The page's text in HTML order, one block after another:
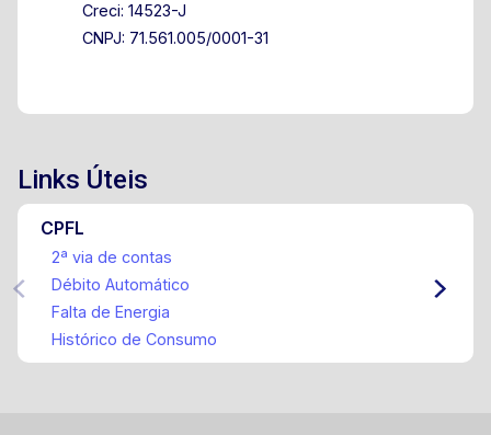
Creci: 14523-J
CNPJ: 71.561.005/0001-31
Links Úteis
CPFL
2ª via de contas
Débito Automático
Falta de Energia
Histórico de Consumo